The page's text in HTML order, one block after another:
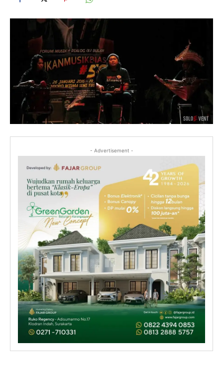
- Advertisement -